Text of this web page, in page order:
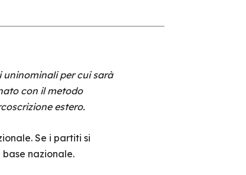
uninominali per cui sarà
con il metodo
estero.
Se i partiti si
nazionale.